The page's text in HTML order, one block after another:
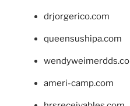
drjorgerico.com
queensushipa.com
ameri-camp.com